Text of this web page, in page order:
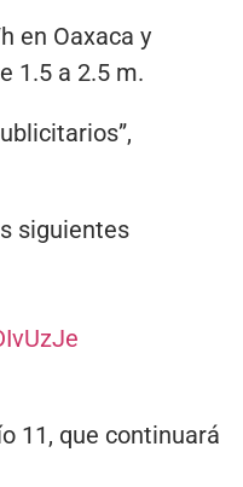
en Oaxaca y
1.5 a 2.5 m.
siguientes
11, que continuará